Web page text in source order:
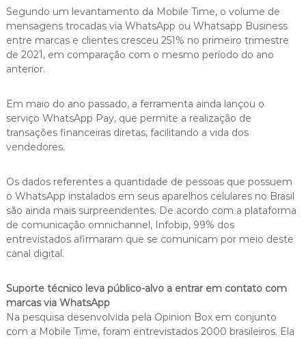
Segundo um levantamento da Mobile Time, o volume de
mensagens trocadas via WhatsApp ou Whatsapp Business
entre marcas e clientes cresceu 251% no primeiro trimestre
de 2021, em comparação com o mesmo período do ano
anterior.
Em maio do ano passado, a ferramenta ainda lançou o
serviço WhatsApp Pay, que permite a realização de
transações financeiras diretas, facilitando a vida dos
vendedores.
Os dados referentes a quantidade de pessoas que possuem
o WhatsApp instalados em seus aparelhos celulares no Brasil
são ainda mais surpreendentes. De acordo com a plataforma
de comunicação omnichannel, Infobip, 99% dos
entrevistados afirmaram que se comunicam por meio deste
canal digital.
Suporte técnico leva público-alvo a entrar em contato com
marcas via WhatsApp
Na pesquisa desenvolvida pela Opinion Box em conjunto
com a Mobile Time, foram entrevistados 2000 brasileiros. Ela